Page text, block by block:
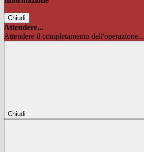
Chiudi
Attendere...
Attendere il completamento dell'operazione...
Chiudi